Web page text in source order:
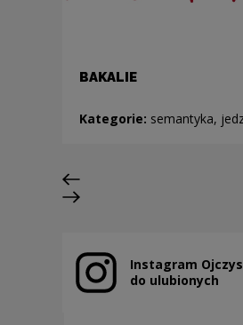
BAKALIE
Kategorie: semantyka,
Previous slide
Next slide
Instagram
do ulubionych
Note, the link will open in